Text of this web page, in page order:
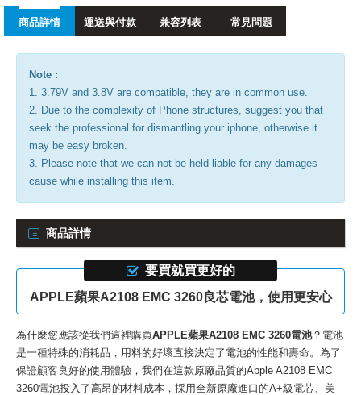
商品詳情 運送與付款 兼容列表 常見問題
Note :
1. 3.79V and 3.8V are compatible, they are in common use.
2. Due to the complexity of Phone structures, suggest you that
seek the professional for dismantling your iphone, otherwise it
may be easy broken.
3. Please note that we can not be held liable for any damages
cause while installing this item.
商品詳情
要買就買更好的
APPLE蘋果A2108 EMC 3260良芯電池，使用更安心
為什麼您應該從我們這裡購買APPLE蘋果A2108 EMC 3260電池？電池
是一種特殊的消耗品，用料的好壞直接決定了電池的性能和壽命。為了
保證顧客良好的使用體驗，我們在這款原廠品質的Apple A2108 EMC
3260電池投入了高昂的材料成本，採用全新原廠進口的A+級電芯、美